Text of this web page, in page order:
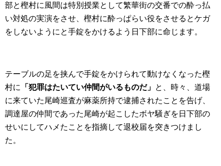
部と樫村に風間は特別授業として繁華街の交番での酔っ払
い対処の実演をさせ、樫村に酔っぱらい役をさせるとケガ
をしないようにと手錠をかけるよう日下部に命じます。
テーブルの足を挟んで手錠をかけられて動けなくなった樫
村に
「犯罪はたいてい仲間がいるものだ」 と、時々、道場
に来ていた尾崎巡査が麻薬所持で逮捕されたことを告げ、
調達屋の仲間であった尾崎が起こしたボヤ騒ぎを日下部の
せいにしてハメたことを指摘して退校届を突きつけまし
た。